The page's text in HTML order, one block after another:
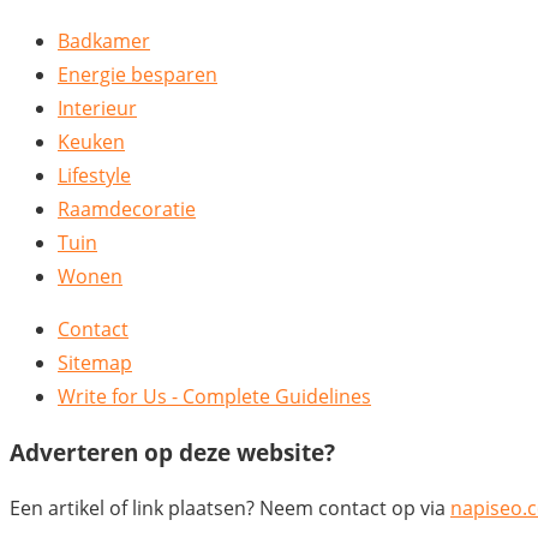
Badkamer
Energie besparen
Interieur
Keuken
Lifestyle
Raamdecoratie
Tuin
Wonen
Contact
Sitemap
Write for Us - Complete Guidelines
Adverteren op deze website?
Een artikel of link plaatsen? Neem contact op via